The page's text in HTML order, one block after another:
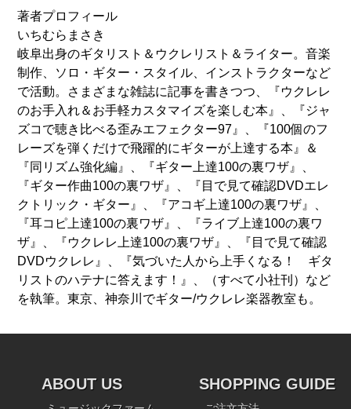
著者プロフィール
いちむらまさき
岐阜出身のギタリスト＆ウクレリスト＆ライター。音楽
制作、ソロ・ギター・スタイル、インストラクターなど
で活動。さまざまな雑誌に記事を書きつつ、『ウクレレ
のお手入れ＆お手軽カスタマイズを楽しむ本』、『ジャ
ズコで聴き比べる歪みエフェクター97』、『100個のフ
レーズを弾くだけで飛躍的にギターが上達する本』＆
『同リズム強化編』、『ギター上達100の裏ワザ』、
『ギター作曲100の裏ワザ』、『目で見て確認DVDエレ
クトリック・ギター』、『アコギ上達100の裏ワザ』、
『耳コピ上達100の裏ワザ』、『ライブ上達100の裏ワ
ザ』、『ウクレレ上達100の裏ワザ』、『目で見て確認
DVDウクレレ』、『気づいた人から上手くなる！ ギタ
リストのハテナに答えます！』、（すべて小社刊）など
を執筆。東京、神奈川でギター/ウクレレ楽器教室も。
ABOUT US SHOPPING GUIDE